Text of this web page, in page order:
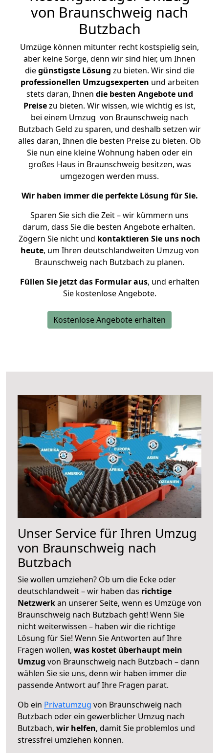
von Braunschweig nach
Butzbach
Umzüge können mitunter recht kostspielig sein,
aber keine Sorge, denn wir sind hier, um Ihnen
diegünstigste Lösung zu bieten. Wir sind die
professionellen Umzugsexperten und arbeiten
stets daran, Ihnen die besten Angebote und
Preisezu bieten. Wir wissen, wie wichtig es ist,
bei einem Umzug von Braunschweig nach
Butzbach Geld zu sparen, und deshalb setzen wir
alles daran, Ihnen die besten Preise zu bieten. Ob
Sie nun eine kleine Wohnung haben oder ein
großes Haus in Braunschweig besitzen, was
umgezogen werden muss.
Wir haben immer die perfekte Lösung für Sie.
Sparen Sie sich die Zeit – wir kümmern uns
darum, dass Sie die besten Angebote erhalten.
Zögern Sie nicht und kontaktieren Sie uns noch
heute, um Ihren deutschlandweiten Umzug von
Braunschweig nach Butzbach zu planen.
Füllen Sie jetzt das Formular aus, und erhalten
Sie kostenlose Angebote.
Kostenlose Angebote erhalten
Unser Service für Ihren Umzug
von Braunschweig nach
Butzbach
Sie wollen umziehen? Ob um die Ecke oder
deutschlandweit – wir haben das richtige
Netzwerkan unserer Seite, wenn es Umzüge von
Braunschweig nach Butzbach geht! Wenn Sie
nicht weiterwissen – haben wir die richtige
Lösung für Sie! Wenn Sie Antworten auf Ihre
Fragen wollen, was kostet überhaupt mein
Umzug von Braunschweig nach Butzbach – dann
wählen Sie sie uns, denn wir haben immer die
passende Antwort auf Ihre Fragen parat.
Ob ein Privatumzug von Braunschweig nach
Butzbach oder ein gewerblicher Umzug nach
Butzbach, wir helfen, damit Sie problemlos und
stressfrei umziehen können.